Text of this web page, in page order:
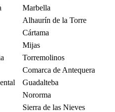
Marbella
Alhaurín de la Torre
Cártama
Mijas
Torremolinos
Comarca de Antequera
Guadalteba
Nororma
Sierra de las Nieves